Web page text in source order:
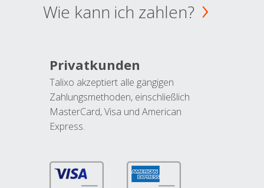
Wie kann ich zahlen?
Privatkunden
Talixo akzeptiert alle gängigen
Zahlungsmethoden, einschließlich
MasterCard, Visa und American
Express.